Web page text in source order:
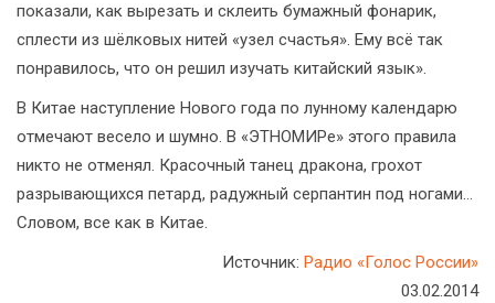
показали, как вырезать и склеить бумажный фонарик,
сплести из шёлковых нитей «узел счастья». Ему всё так
понравилось, что он решил изучать китайский язык».
В Китае наступление Нового года по лунному календарю
отмечают весело и шумно. В «ЭТНОМИРе» этого правила
никто не отменял. Красочный танец дракона, грохот
разрывающихся петард, радужный серпантин под ногами...
Словом, все как в Китае.
Источник: Радио «Голос России»
03.02.2014